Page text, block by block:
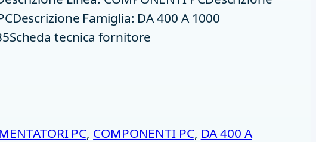
Famiglia: DA 400 A 1000
tecnica fornitore
PC, COMPONENTI PC, DA 400 A